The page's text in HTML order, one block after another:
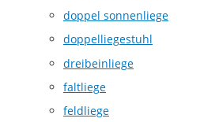
doppel sonnenliege
doppelliegestuhl
dreibeinliege
faltliege
feldliege